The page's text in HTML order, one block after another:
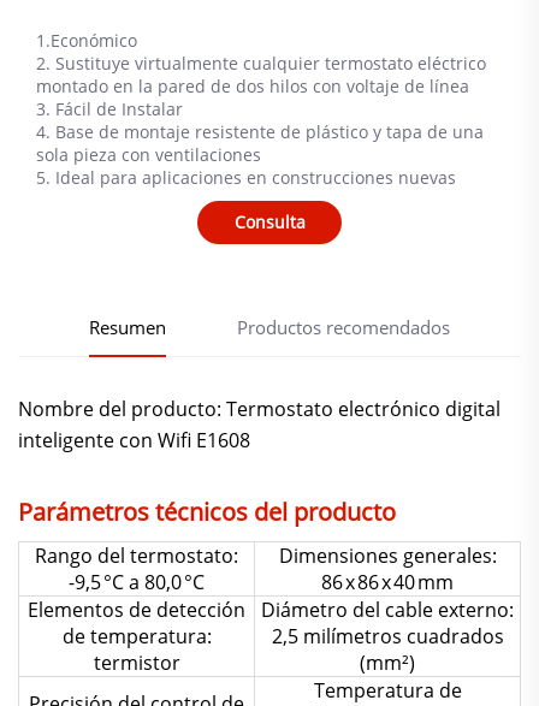
1.Económico
2. Sustituye virtualmente cualquier termostato eléctrico
montado en la pared de dos hilos con voltaje de línea
3. Fácil de Instalar
4. Base de montaje resistente de plástico y tapa de una
sola pieza con ventilaciones
5. Ideal para aplicaciones en construcciones nuevas
Consulta
Resumen Productos recomendados
Nombre del producto: Termostato electrónico digital
inteligente con Wifi E1608
Parámetros técnicos del producto
Rango del termostato:
-9,5 °C a 80,0 °C
Dimensiones generales:
86 x 86 x 40 mm
Elementos de detección
de temperatura:
termistor
Diámetro del cable externo:
2,5 milímetros cuadrados
(mm²)
Temperatura de